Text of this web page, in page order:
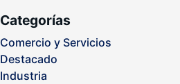
Categorías
Comercio y Servicios
Destacado
Industria